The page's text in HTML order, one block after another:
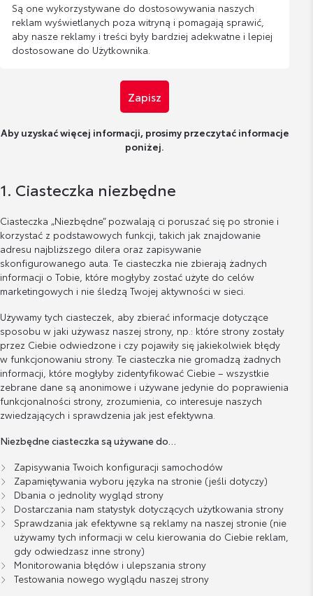
Są one wykorzystywane do dostosowywania naszych
reklam wyświetlanych poza witryną i pomagają sprawić,
aby nasze reklamy i treści były bardziej adekwatne i lepiej
dostosowane do Użytkownika.
Zapisz
Aby uzyskać więcej informacji, prosimy przeczytać informacje
poniżej.
1. Ciasteczka niezbędne
Ciasteczka „Niezbędne” pozwalają ci poruszać się po stronie i
korzystać z podstawowych funkcji, takich jak znajdowanie
adresu najbliższego dilera oraz zapisywanie
skonfigurowanego auta. Te ciasteczka nie zbierają żadnych
informacji o Tobie, które mogłyby zostać użyte do celów
marketingowych i nie śledzą Twojej aktywności w sieci.
Używamy tych ciasteczek, aby zbierać informacje dotyczące
sposobu w jaki używasz naszej strony, np.: które strony zostały
przez Ciebie odwiedzone i czy pojawiły się jakiekolwiek błędy
w funkcjonowaniu strony. Te ciasteczka nie gromadzą żadnych
informacji, które mogłyby zidentyfikować Ciebie – wszystkie
zebrane dane są anonimowe i używane jedynie do poprawienia
funkcjonalności strony, zrozumienia, co interesuje naszych
zwiedzających i sprawdzenia jak jest efektywna.
Niezbędne ciasteczka są używane do…
Zapisywania Twoich konfiguracji samochodów
Zapamiętywania wyboru języka na stronie (jeśli dotyczy)
Dbania o jednolity wygląd strony
Dostarczania nam statystyk dotyczących użytkowania strony
Sprawdzania jak efektywne są reklamy na naszej stronie (nie
używamy tych informacji w celu kierowania do Ciebie reklam,
gdy odwiedzasz inne strony)
Monitorowania błędów i ulepszania strony
Testowania nowego wyglądu naszej strony